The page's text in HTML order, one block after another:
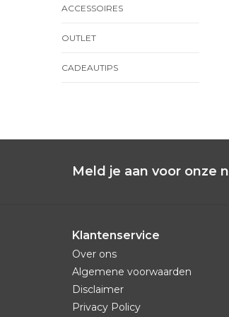
ACCESSOIRES
OUTLET
CADEAUTIPS
Meld je aan voor onze
Klantenservice
Over ons
Algemene voorwaarden
Disclaimer
Privacy Policy